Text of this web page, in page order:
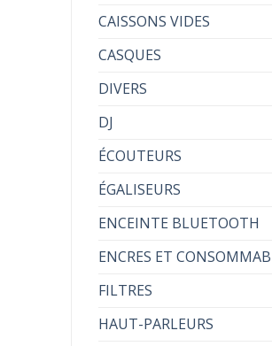
CAISSONS VIDES
CASQUES
DIVERS
DJ
ÉCOUTEURS
ÉGALISEURS
ENCEINTE BLUETOOTH
ENCRES ET
FILTRES
HAUT-PARLEURS